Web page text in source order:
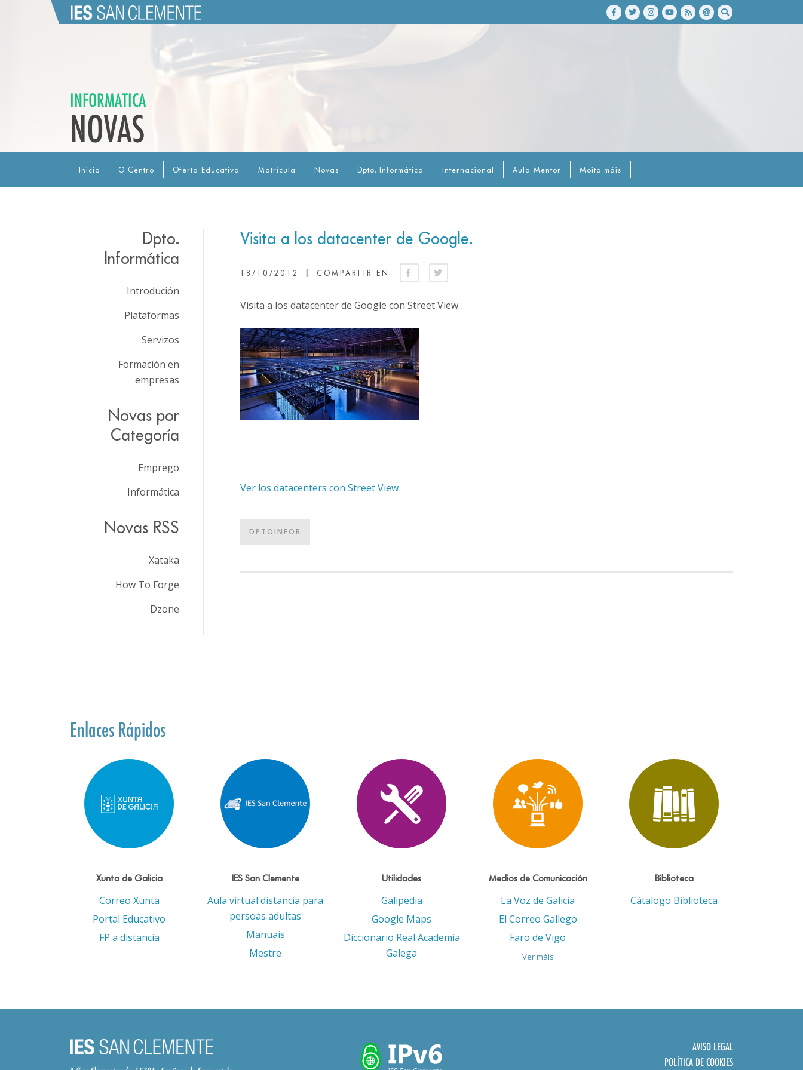
INFORMATICA
NOVAS
Inicio O Centro Oferta Educativa Matrícula Novas Dpto. Informática Internacional Aula Mentor Moito máis
Visita a los datacenter de Google.
18/10/2012 COMPARTIR EN
Visita a los datacenter de Google con Street View.
Ver los datacenters con Street View
DPTOINFOR
Dpto.
Informática
Introdución
Plataformas
Servizos
Formación en
empresas
Novas por
Categoría
Emprego
Informática
Novas RSS
Xataka
How To Forge
Dzone
Enlaces Rápidos
Xunta de Galicia
Correo Xunta
Portal Educativo
FP a distancia
IES San Clemente
Aula virtual distancia para
persoas adultas
Manuais
Mestre
Utilidades
Galipedia
Google Maps
Diccionario Real Academia
Galega
Medios de Comunicación
La Voz de Galicia
El Correo Gallego
Faro de Vigo
Ver máis
Biblioteca
Cátalogo Biblioteca
AVISO LEGAL
POLÍTICA DE COOKIES